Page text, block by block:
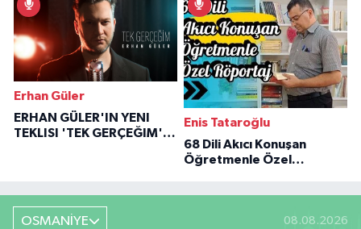
Erhan Güler
ERHAN GÜLER'IN YENI
TEKLISI 'TEK GERÇEĞIM'LE
Enis Tataroğlu
68 Dili Akıcı Konuşan
Öğretmenle Özel
OSMANİYE 08.08.2026